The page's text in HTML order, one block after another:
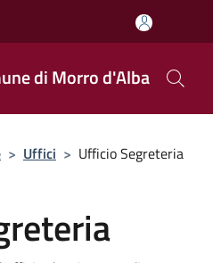
di Morro d'Alba
> Uffici > Ufficio Segreteria